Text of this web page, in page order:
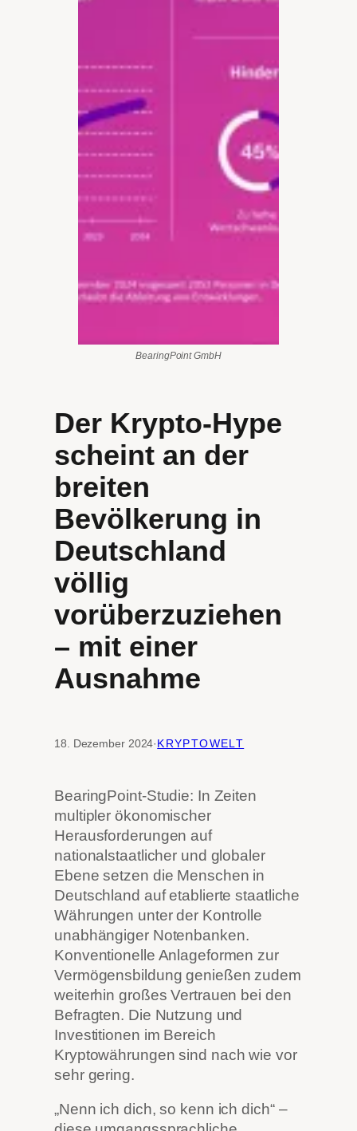
BearingPoint GmbH
Der Krypto-Hype
scheint an der
breiten
Bevölkerung in
Deutschland
völlig
vorüberzuziehen
– mit einer
Ausnahme
18. Dezember 2024·KRYPTOWELT
BearingPoint-Studie: In Zeiten
multipler ökonomischer
Herausforderungen auf
nationalstaatlicher und globaler
Ebene setzen die Menschen in
Deutschland auf etablierte staatliche
Währungen unter der Kontrolle
unabhängiger Notenbanken.
Konventionelle Anlageformen zur
Vermögensbildung genießen zudem
weiterhin großes Vertrauen bei den
Befragten. Die Nutzung und
Investitionen im Bereich
Kryptowährungen sind nach wie vor
sehr gering.
„Nenn ich dich, so kenn ich dich“ –